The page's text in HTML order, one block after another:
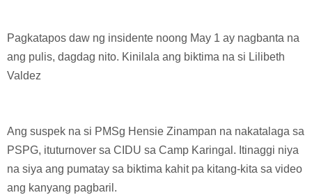
Pagkatapos daw ng insidente noong May 1 ay nagbanta na
ang pulis, dagdag nito. Kinilala ang biktima na si Lilibeth
Valdez
Ang suspek na si PMSg Hensie Zinampan na nakatalaga sa
PSPG, ituturnover sa CIDU sa Camp Karingal. Itinaggi niya
na siya ang pumatay sa biktima kahit pa kitang-kita sa video
ang kanyang pagbaril.